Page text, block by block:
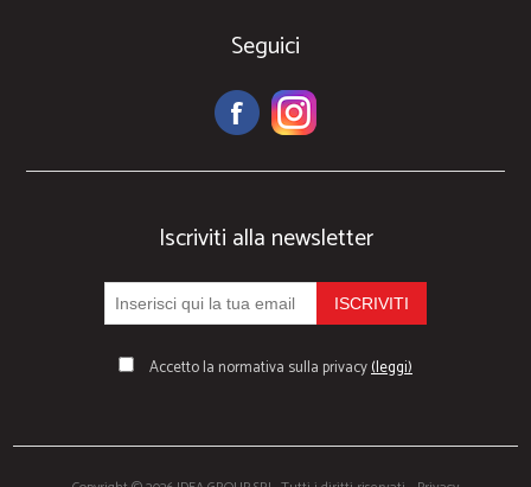
Seguici
Iscriviti alla newsletter
Accetto la normativa sulla privacy(leggi)